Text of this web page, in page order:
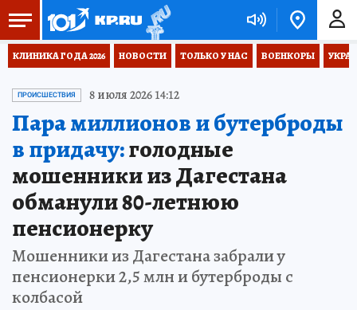
КЛИНИКА ГОДА 2026 НОВОСТИ ТОЛЬКО У НАС ВОЕНКОРЫ
ПРОИСШЕСТВИЯ 8 июля 2026 14:12
Пара миллионов и бутерброды
в придачу:голодные
мошенники из Дагестана
обманули 80-летнюю
пенсионерку
Мошенники из Дагестана забрали у
пенсионерки 2,5 млн и бутерброды с
колбасой